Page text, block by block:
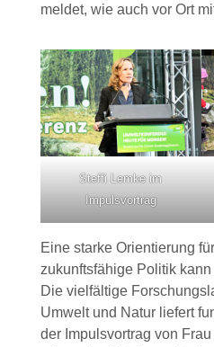
meldet, wie auch vor Ort
Steffi Lemke im
Impulsvortrag
Eine starke Orientierung
zukunftsfähige Politik
Die vielfältige
Umwelt und Natur liefert
der Impulsvortrag von